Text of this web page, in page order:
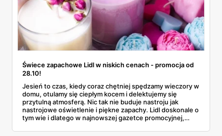
Świece zapachowe Lidl w niskich cenach - promocja od
28.10!
Jesień to czas, kiedy coraz chętniej spędzamy wieczory w
domu, otulamy się ciepłym kocem i delektujemy się
przytulną atmosferą. Nic tak nie buduje nastroju jak
nastrojowe oświetlenie i piękne zapachy. Lidl doskonale o
tym wie i dlatego w najnowszej gazetce promocyjnej,
świec zapachowych marki Livarno home w atrakcyjnych